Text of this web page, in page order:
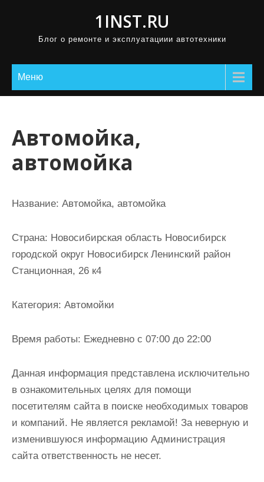
1INST.RU
Блог о ремонте и эксплуатациии автотехники
Меню
Автомойка,
автомойка
Название: Автомойка, автомойка
Страна: Новосибирская область Новосибирск
городской округ Новосибирск Ленинский район
Станционная, 26 к4
Категория: Автомойки
Время работы: Ежедневно с 07:00 до 22:00
Данная информация представлена исключительно
в ознакомительных целях для помощи
посетителям сайта в поиске необходимых товаров
и компаний. Не является рекламой! За неверную и
изменившуюся информацию Администрация
сайта ответственность не несет.